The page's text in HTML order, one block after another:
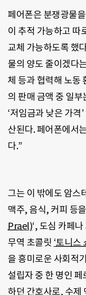
페어폰은 분쟁광물
이 추적 가능하고 따
교체 가능하도록 했
물의 양도 줄이겠다
체 등과 협력해 노동
의 판매 금액 중 일부
‘저임금과 낮은 가격
산된다. 페어폰에서
다.”
그는 이 밖에도 암스
맥주, 음식, 커피 등
Prael)‘, 도심 카페
무역 초콜릿 ‘토니스
을 흥미로운 사회적
설립자 중 한 명인
하던 간호사로, 수제